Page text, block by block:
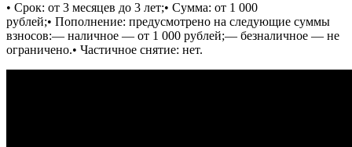
• Срок: от 3 месяцев до 3 лет;• Сумма: от 1 000
рублей;• Пополнение: предусмотрено на следующие суммы
взносов:— наличное — от 1 000 рублей;— безналичное — не
ограничено.• Частичное снятие: нет.